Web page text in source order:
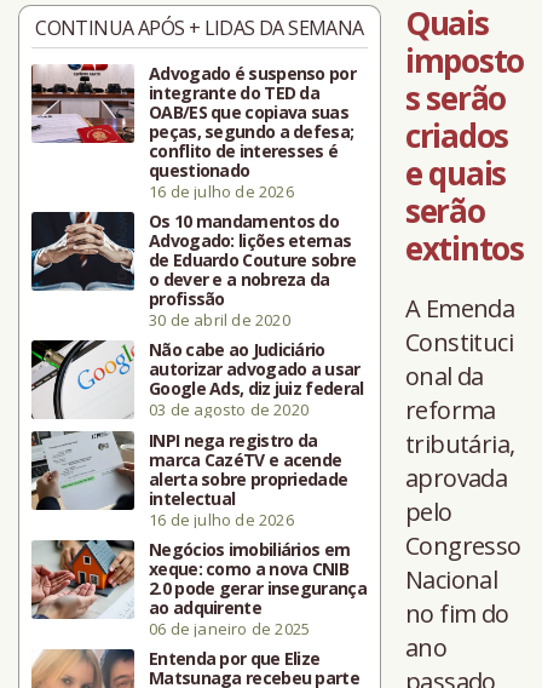
CONTINUA APÓS + LIDAS DA SEMANA
Advogado é suspenso por
integrante do TED da
OAB/ES que copiava suas
peças, segundo a defesa;
conflito de interesses é
questionado
16 de julho de 2026
Os 10 mandamentos do
Advogado: lições eternas
de Eduardo Couture sobre
o dever e a nobreza da
profissão
30 de abril de 2020
Não cabe ao Judiciário
autorizar advogado a usar
Google Ads, diz juiz federal
03 de agosto de 2020
INPI nega registro da
marca CazéTV e acende
alerta sobre propriedade
intelectual
16 de julho de 2026
Negócios imobiliários em
xeque: como a nova CNIB
2.0 pode gerar insegurança
ao adquirente
06 de janeiro de 2025
Entenda por que Elize
Matsunaga recebeu parte
Quais
imposto
s serão
criados
e quais
serão
extintos
A Emenda
Constituci
onal da
reforma
tributária,
aprovada
pelo
Congresso
Nacional
no fim do
ano